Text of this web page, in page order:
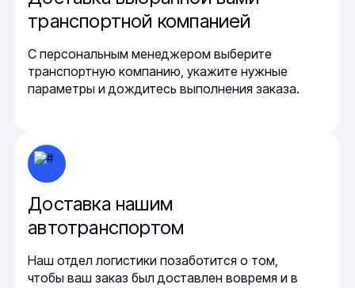
транспортной компанией
С персональным менеджером выберите
транспортную компанию, укажите нужные
параметры и дождитесь выполнения заказа.
Доставка нашим
автотранспортом
Наш отдел логистики позаботится о том,
чтобы ваш заказ был доставлен вовремя и в